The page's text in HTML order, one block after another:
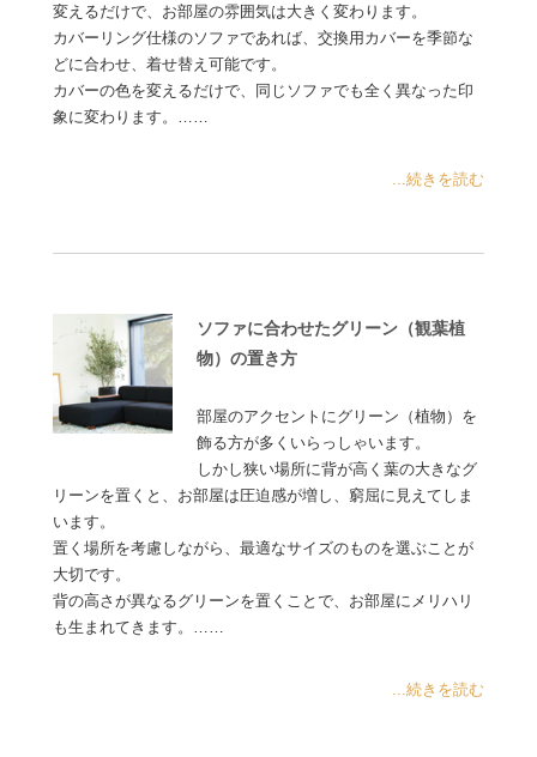
変えるだけで、お部屋の雰囲気は大きく変わります。
カバーリング仕様のソファであれば、交換用カバーを季節な
どに合わせ、着せ替え可能です。
カバーの色を変えるだけで、同じソファでも全く異なった印
象に変わります。……
...続きを読む
ソファに合わせたグリーン（観葉植
物）の置き方
部屋のアクセントにグリーン（植物）を
飾る方が多くいらっしゃいます。
しかし狭い場所に背が高く葉の大きなグ
リーンを置くと、お部屋は圧迫感が増し、窮屈に見えてしま
います。
置く場所を考慮しながら、最適なサイズのものを選ぶことが
大切です。
背の高さが異なるグリーンを置くことで、お部屋にメリハリ
も生まれてきます。……
...続きを読む